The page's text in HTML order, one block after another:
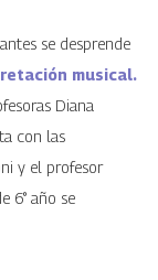
se desprende
musical.
Diana
con las
y el profesor
6° año se